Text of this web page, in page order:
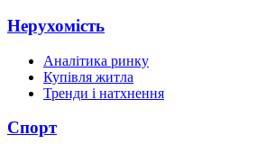
Нерухомість
Аналітика ринку
Купівля житла
Тренди і натхнення
Спорт